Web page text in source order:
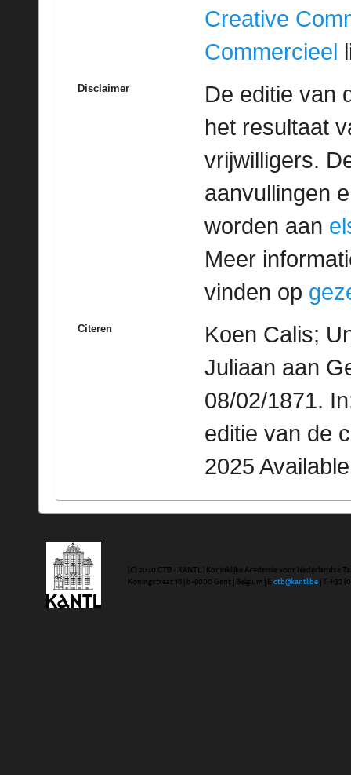
Creative
Commercieel
Disclaimer
De editie van
het resultaat
vrijwilligers.
aanvullingen
worden aan
Meer
vinden op
Citeren
Koen Calis;
Juliaan aan
08/02/1871.
editie van de
2025
(C) 2020 CTB - KANTL | Koninklijke Academie voor Nederlandse
Koningstraat 18 | b-9000 Gent | Belgium | E ctb@kantl.be | T +32